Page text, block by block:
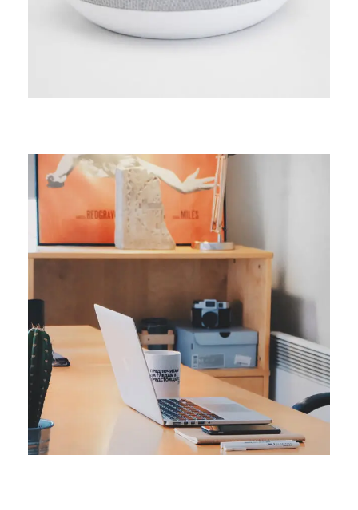
Smart Process